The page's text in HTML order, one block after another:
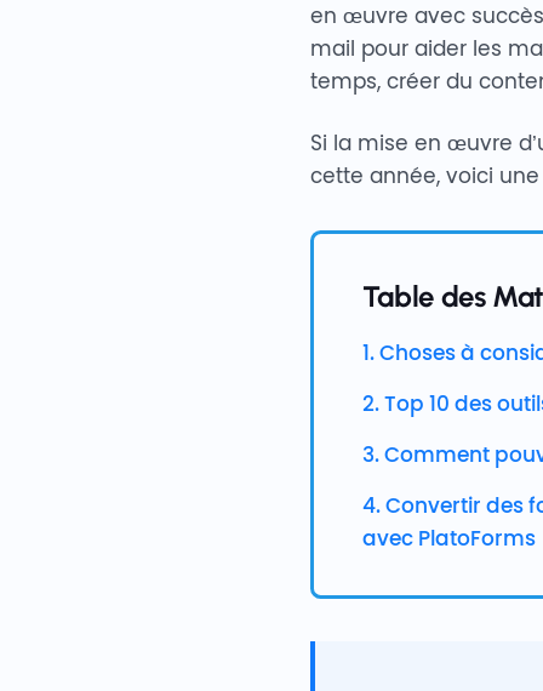
en œuvre avec
mail pour aider les
temps, créer du
Si la mise en œuvre
cette année, voici
Table des
1. Choses à
2. Top 10 des
3. Comment
4. Convertir des
avec PlatoForms